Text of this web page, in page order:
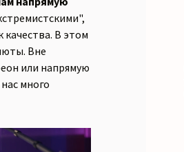
качества. В этом
Вне
или напрямую
много